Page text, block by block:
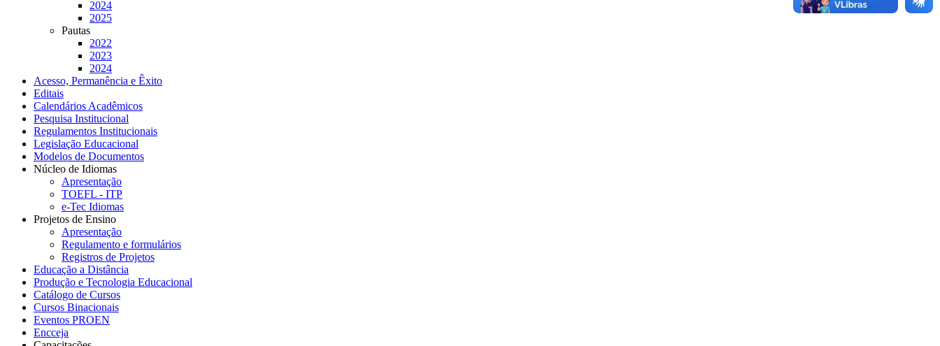
2024
2025
Pautas
2022
2023
2024
Acesso, Permanência e Êxito
Editais
Calendários Acadêmicos
Pesquisa Institucional
Regulamentos Institucionais
Legislação Educacional
Modelos de Documentos
Núcleo de Idiomas
Apresentação
TOEFL - ITP
e-Tec Idiomas
Projetos de Ensino
Apresentação
Regulamento e formulários
Registros de Projetos
Educação a Distância
Produção e Tecnologia Educacional
Catálogo de Cursos
Cursos Binacionais
Eventos PROEN
Encceja